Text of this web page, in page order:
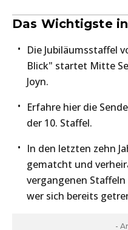
Das Wichtigste
Die Jubiläumsstaffel
Blick" startet Mitte
Joyn.
Erfahre hier die
der 10. Staffel.
In den letzten zehn
gematcht und
vergangenen
wer sich bereits
-